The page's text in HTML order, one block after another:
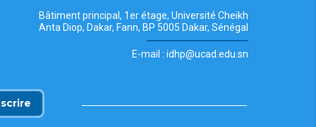
Bâtiment principal, 1er étage, Université Cheikh
Anta Diop, Dakar, Fann, BP 5005 Dakar, Sénégal
E-mail : idhp@ucad.edu.sn